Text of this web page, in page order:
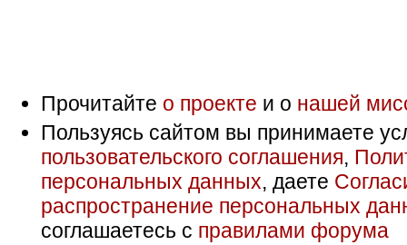
Прочитайте о проекте и о нашей
Пользуясь сайтом вы принимаете
пользовательского соглашения,
персональных данных, даете
распространение персональных
соглашаетесь с правилами форума